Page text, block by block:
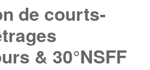
de courts-
& 30°NSFF